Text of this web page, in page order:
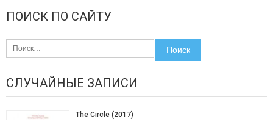
ПОИСК ПО САЙТУ
Найти:
СЛУЧАЙНЫЕ ЗАПИСИ
The Circle (2017)